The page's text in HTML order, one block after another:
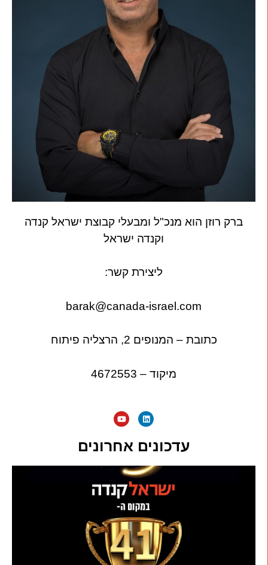
ברק רוזן הוא מנכ"ל ומבעלי קבוצת ישראל קנדה
וקנדה ישראל
ליצירת קשר:
barak@canada-israel.com
כתובת – המנופים 2, הרצליה פיתוח
מיקוד – 4672553
עדכונים אחרונים